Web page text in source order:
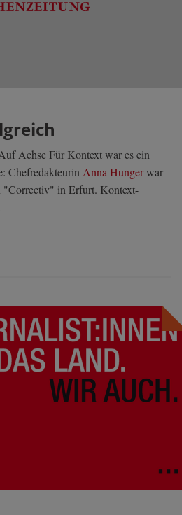
Achse Für Kontext war es ein
Chefredakteurin Anna Hungerwar
"Correctiv" in Erfurt. Kontext-